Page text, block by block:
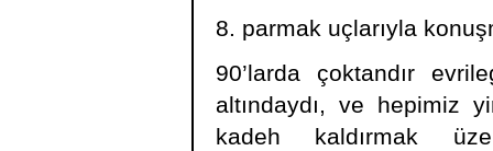
8. parmak uçlarıyla
90’larda çoktandır
altındaydı, ve hepimiz
kadeh kaldırmak